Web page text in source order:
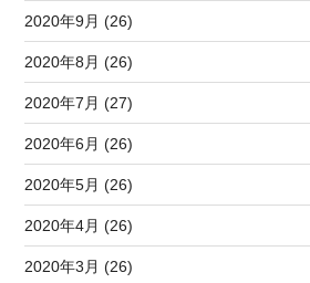
2020年9月 (26)
2020年8月 (26)
2020年7月 (27)
2020年6月 (26)
2020年5月 (26)
2020年4月 (26)
2020年3月 (26)